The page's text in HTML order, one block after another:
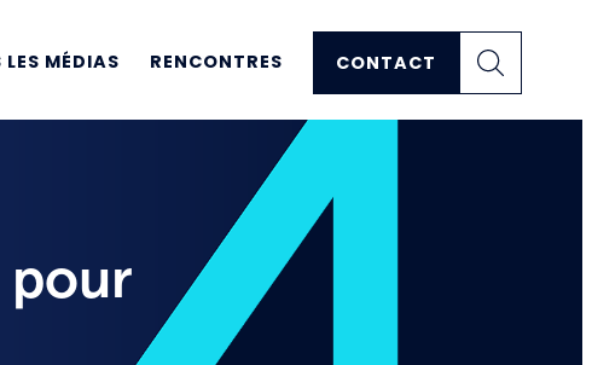
LES MÉDIAS RENCONTRES CONTACT
pour